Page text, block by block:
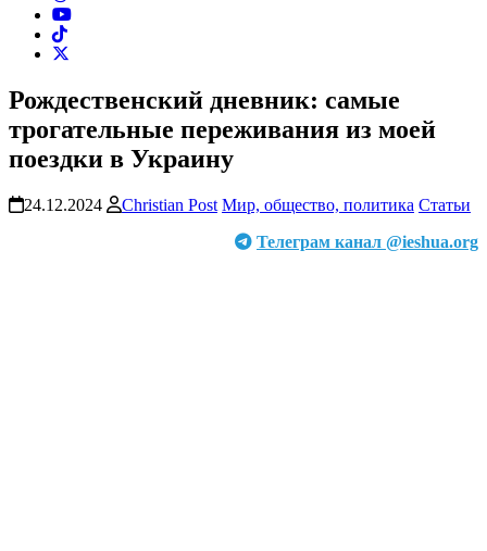
Рождественский дневник: самые
трогательные переживания из моей
поездки в Украину
24.12.2024 Christian Post Мир, общество, политика Статьи
Телеграм канал @ieshua.org